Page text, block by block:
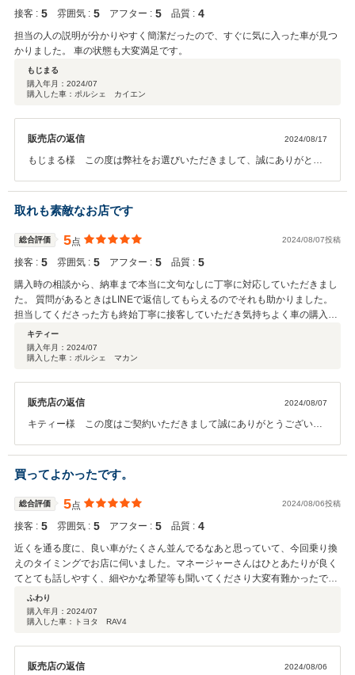
接客 : 5 雰囲気 : 5 アフター : 5 品質 : 4
担当の人の説明が分かりやすく簡潔だったので、すぐに気に入った車が見つ
かりました。 車の状態も大変満足です。
もじまる
購入年月： 2024/07
購入した車：ポルシェ カイエン
販売店の返信 2024/08/17
もじまる様 この度は弊社をお選びいただきまして、誠にありがとう
大変光栄に感じております。 その後、お車の調子などはいかがでしょ
うか？ぜひまたお気軽にお立ち寄りいただければと思います。 今後と
も宜しくお願い致します。
取れも素敵なお店です
総合評価 5点 2024/08/07投稿
接客 : 5 雰囲気 : 5 アフター : 5 品質 : 5
購入時の相談から、納車まで本当に文句なしに丁寧に対応していただきまし
た。 質問があるときはLINEで返信してもらえるのでそれも助かりました。
担当してくださった方も終始丁寧に接客していただき気持ちよく車の購入が
できました。 アフターサービスも充実しているので、今後もお世話になると
思います。 店内も新しいこともあり清潔で気持ちよく過ごせるので、購入考
えられている方にはお勧めしたいお店です。
キティー
購入年月： 2024/07
購入した車：ポルシェ マカン
販売店の返信 2024/08/07
キティー様 この度はご契約いただきまして誠にありがとうございま
感謝しております。 何かお困りの際はぜひお気軽にお立ち寄りくださ
い。 今後とも、どうぞ宜しくお願い致します。
買ってよかったです。
総合評価 5点 2024/08/06投稿
接客 : 5 雰囲気 : 5 アフター : 5 品質 : 4
近くを通る度に、良い車がたくさん並んでるなあと思っていて、今回乗り換
えのタイミングでお店に伺いました。マネージャーさんはひとあたりが良く
てとても話しやすく、細やかな希望等も聞いてくださり大変有難かったで
す。色々と質問させていただいた際に、車に疎い私にも分かりやすく説明し
てくださいました。これからも大切に乗りたいと思います！本当にありがと
うございました
ふわり
購入年月： 2024/07
購入した車：トヨタ RAV4
販売店の返信 2024/08/06